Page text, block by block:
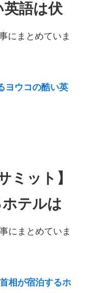
語は伏
にまとめていま
ヨウコの酷い英
ミット】
テルは
にまとめていま
相が宿泊するホ